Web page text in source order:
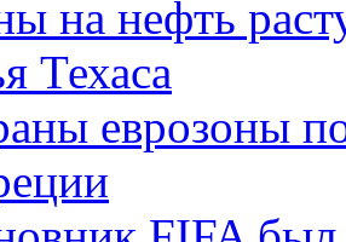
на нефть
Техаса
еврозоны